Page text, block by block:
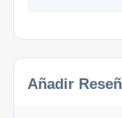
Añadir